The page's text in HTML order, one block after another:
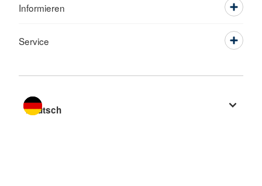
Informieren
Service
Sprache wechseln zu